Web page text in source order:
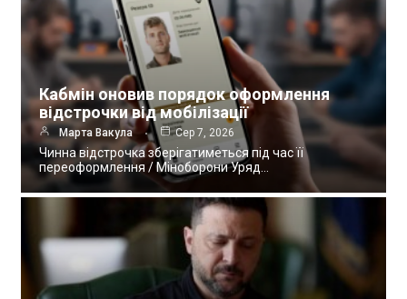
Кабмін оновив порядок оформлення
відстрочки від мобілізації
Марта Вакула Сер 7, 2026
Чинна відстрочка зберігатиметься під час її
переоформлення / Міноборони Уряд…